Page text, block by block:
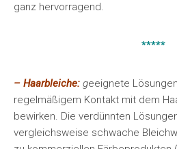
ganz hervorragend.
*****
– Haarbleiche: geeignete
regelmäßigem Kontakt mit dem
bewirken. Die verdünnten
vergleichsweise schwache